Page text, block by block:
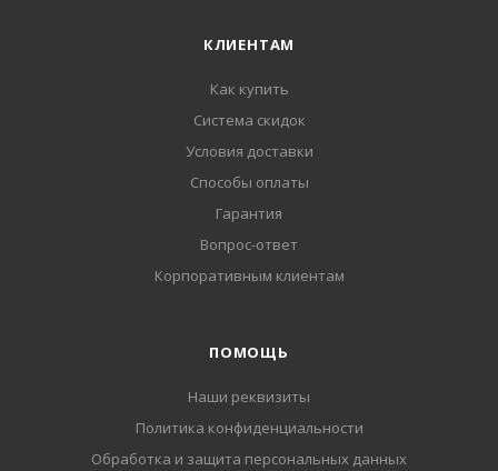
КЛИЕНТАМ
Как купить
Система скидок
Условия доставки
Способы оплаты
Гарантия
Вопрос-ответ
Корпоративным клиентам
ПОМОЩЬ
Наши реквизиты
Политика конфиденциальности
Обработка и защита персональных данных